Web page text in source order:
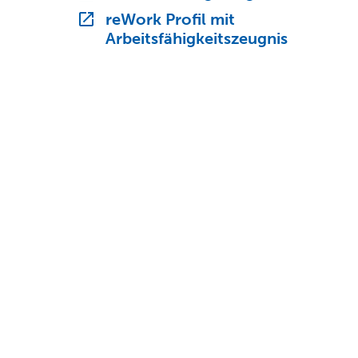
reWork Profil mit
Arbeitsfähigkeitszeugnis